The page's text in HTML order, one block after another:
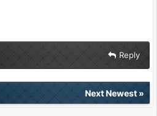
Reply
Next Newest»